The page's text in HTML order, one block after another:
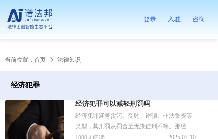
登录 入驻 咨询
当前位置： 首页 法律知识
经济犯罪
经济犯罪可以减轻刑罚吗
经济犯罪涵盖贪污、受贿、诈骗、非法集资等
类型，其刑罚从罚金至无期徒刑不等。那经济
犯罪可以减轻刑罚吗？应该如何应对指控？谱
1000人阅读 2025-07-10